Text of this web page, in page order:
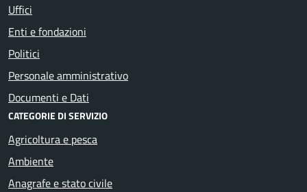
Uffici
Enti e fondazioni
Politici
Personale amministrativo
Documenti e Dati
CATEGORIE DI SERVIZIO
Agricoltura e pesca
Ambiente
Anagrafe e stato civile